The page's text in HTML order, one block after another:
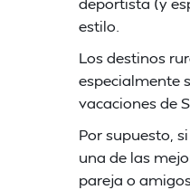
estilo.
Los destinos
especialmente
vacaciones de
Por supuesto,
una de las
pareja o